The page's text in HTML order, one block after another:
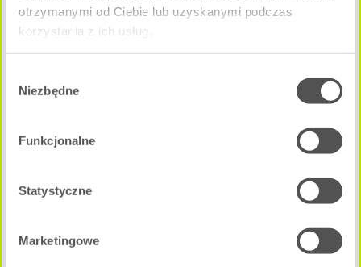
otrzymanymi od Ciebie lub uzyskanymi podczas
korzystania z ich usług.
zgody
Niezbędne
Funkcjonalne
Statystyczne
Marketingowe